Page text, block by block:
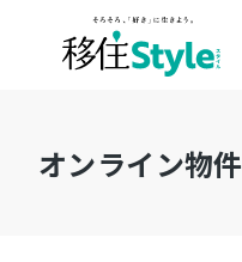
オンライン物